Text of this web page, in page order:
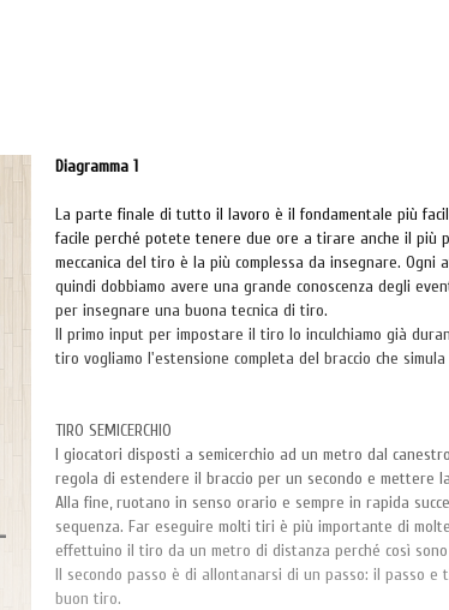
Diagramma 1
La parte finale di tutto il lavoro è il fondamentale più
facile perché potete tenere due ore a tirare anche il più
meccanica del tiro è la più complessa da insegnare. Ogni
quindi dobbiamo avere una grande conoscenza degli
per insegnare una buona tecnica di tiro.
Il primo input per impostare il tiro lo inculchiamo già
tiro vogliamo l'estensione completa del braccio che
TIRO SEMICERCHIO
I giocatori disposti a semicerchio ad un metro dal
regola di estendere il braccio per un secondo e mettere
Alla fine, ruotano in senso orario e sempre in rapida
sequenza. Far eseguire molti tiri è più importante di
effettuino il tiro da un metro di distanza perché così
Il secondo passo è di allontanarsi di un passo: il passo
buon tiro.